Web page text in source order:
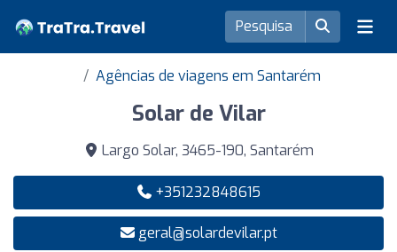
Agências de viagens em Santarém
Solar de Vilar
Largo Solar, 3465-190, Santarém
+351232848615
geral@solardevilar.pt